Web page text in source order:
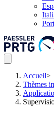
Accueil>
Thèmes